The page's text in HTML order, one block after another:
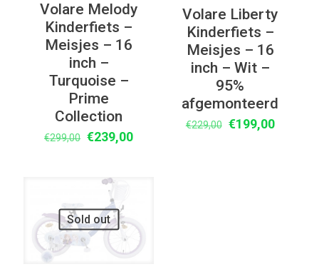
Volare Melody
Kinderfiets –
Meisjes – 16
inch –
Turquoise –
Prime
Collection
€299,00 Oorspronkelijke
€299,00.
€239,00Huidige
Volare Liberty
Kinderfiets –
Meisjes – 16
inch – Wit –
95%
afgemonteerd
€229,00 Oorspronkelijke
€199,00Huidige
Sold out